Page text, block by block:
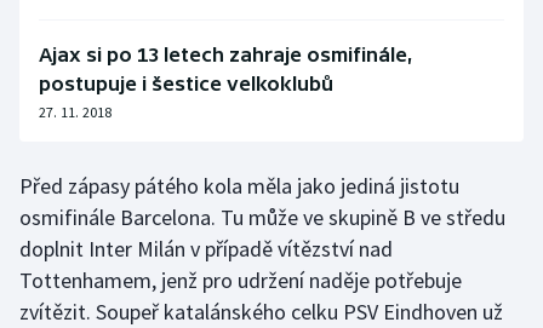
Ajax si po 13 letech zahraje osmifinále,
postupuje i šestice velkoklubů
27. 11. 2018
Před zápasy pátého kola měla jako jediná jistotu
osmifinále Barcelona. Tu může ve skupině B ve středu
doplnit Inter Milán v případě vítězství nad
Tottenhamem, jenž pro udržení naděje potřebuje
zvítězit. Soupeř katalánského celku PSV Eindhoven už